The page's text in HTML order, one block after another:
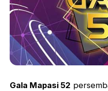
Gala Mapasi 52